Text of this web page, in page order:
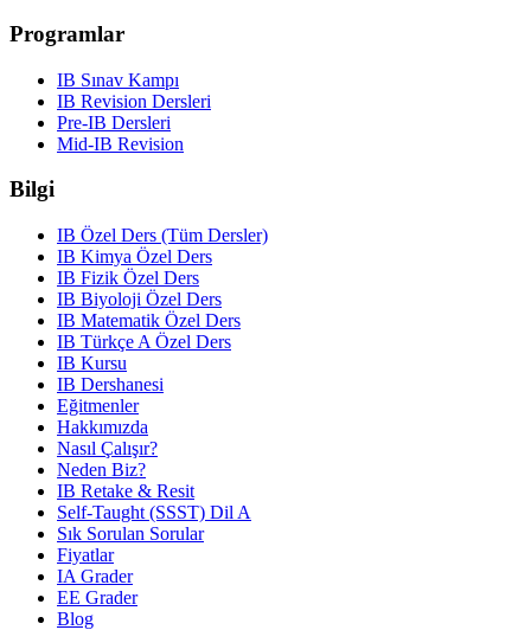
Programlar
IB Sınav Kampı
IB Revision Dersleri
Pre-IB Dersleri
Mid-IB Revision
Bilgi
IB Özel Ders (Tüm Dersler)
IB Kimya Özel Ders
IB Fizik Özel Ders
IB Biyoloji Özel Ders
IB Matematik Özel Ders
IB Türkçe A Özel Ders
IB Kursu
IB Dershanesi
Eğitmenler
Hakkımızda
Nasıl Çalışır?
Neden Biz?
IB Retake & Resit
Self-Taught (SSST) Dil A
Sık Sorulan Sorular
Fiyatlar
IA Grader
EE Grader
Blog